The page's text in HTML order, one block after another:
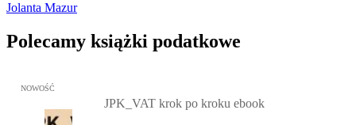
Jolanta Mazur
Polecamy książki podatkowe
Przejdź do: JPK_VAT krok po kroku ebook, Patrycja Kubiesa -
NOWOŚĆ
JPK_VAT krok po kroku ebook